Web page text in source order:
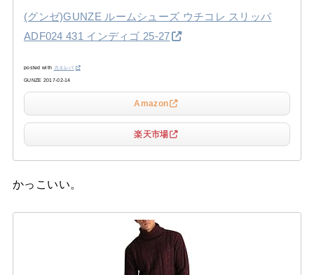
(グンゼ)GUNZE ルームシューズ ウチコレ スリッパ
ADF024 431 インディゴ 25-27
posted with カエレバ
GUNZE 2017-02-14
Amazon
楽天市場
かっこいい。